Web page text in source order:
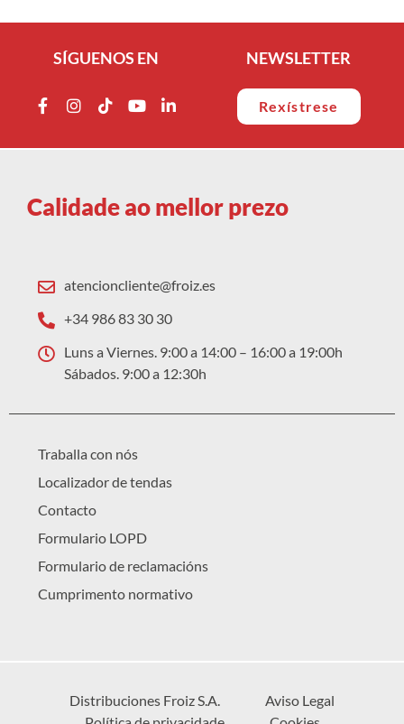
SÍGUENOS EN NEWSLETTER
Rexístrese
Calidade ao mellor prezo
atencioncliente@froiz.es
+34 986 83 30 30
Luns a Viernes. 9:00 a 14:00 – 16:00 a 19:00h
Sábados. 9:00 a 12:30h
Traballa con nós
Localizador de tendas
Contacto
Formulario LOPD
Formulario de reclamacións
Cumprimento normativo
Distribuciones Froiz S.A.
Aviso Legal